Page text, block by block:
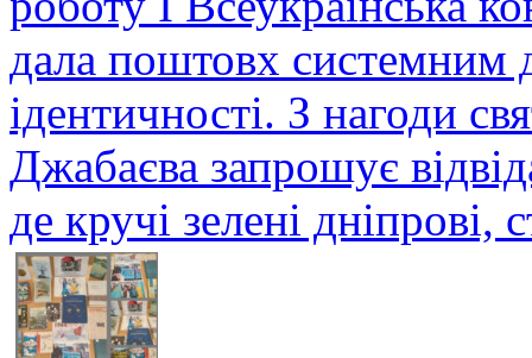
дала поштовх системним
ідентичності. З нагоди
Джабаєва запрошує
де кручі зелені